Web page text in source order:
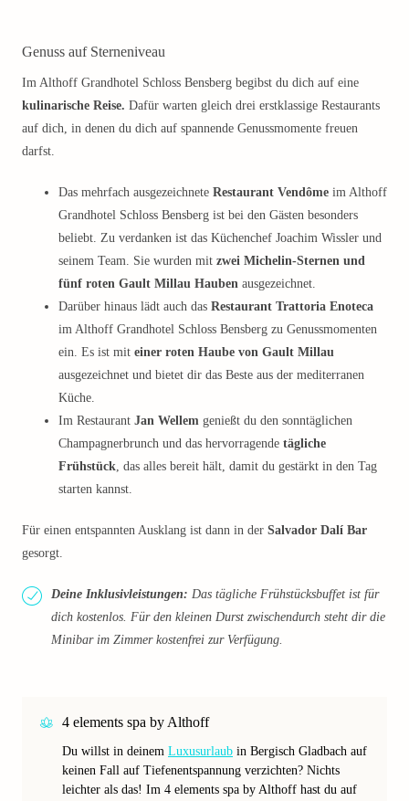
Genuss auf Sterneniveau
Im Althoff Grandhotel Schloss Bensberg begibst du dich auf eine
kulinarische Reise. Dafür warten gleich drei erstklassige Restaurants
auf dich, in denen du dich auf spannende Genussmomente freuen
darfst.
Das mehrfach ausgezeichnete Restaurant Vendôme im Althoff
Grandhotel Schloss Bensberg ist bei den Gästen besonders
beliebt. Zu verdanken ist das Küchenchef Joachim Wissler und
seinem Team. Sie wurden mit zwei Michelin-Sternen und
fünf roten Gault Millau Hauben ausgezeichnet.
Darüber hinaus lädt auch das Restaurant Trattoria Enoteca
im Althoff Grandhotel Schloss Bensberg zu Genussmomenten
ein. Es ist mit einer roten Haube von Gault Millau
ausgezeichnet und bietet dir das Beste aus der mediterranen
Küche.
Im Restaurant Jan Wellem genießt du den sonntäglichen
Champagnerbrunch und das hervorragende tägliche
Frühstück, das alles bereit hält, damit du gestärkt in den Tag
starten kannst.
Für einen entspannten Ausklang ist dann in der Salvador Dalí Bar
gesorgt.
Deine Inklusivleistungen: Das tägliche Frühstücksbuffet ist für
dich kostenlos. Für den kleinen Durst zwischendurch steht dir die
Minibar im Zimmer kostenfrei zur Verfügung.
4 elements spa by Althoff
Du willst in deinem Luxusurlaub in Bergisch Gladbach auf
keinen Fall auf Tiefenentspannung verzichten? Nichts
leichter als das! Im 4 elements spa by Althoff hast du auf